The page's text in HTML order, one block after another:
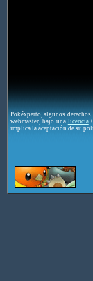
Pokéxperto, algunos
webmaster, bajo una licencia
implica la aceptación de su